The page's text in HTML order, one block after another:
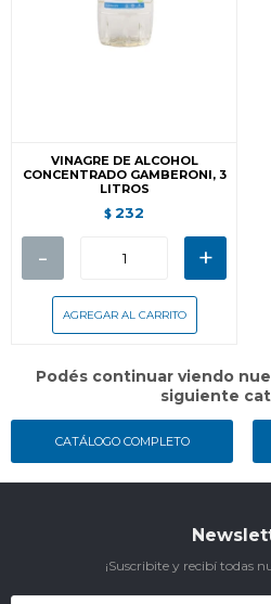
VINAGRE DE ALCOHOL
CONCENTRADO GAMBERONI, 3
LITROS
$ 232
- +
CATÁLOGO COMPLETO
Podés continuar viendo
siguiente
¡Suscribite y recibí todas